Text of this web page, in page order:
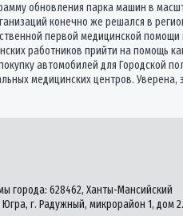
обновления парка машин в
конечно же решался в
первой медицинской
работников прийти на помощь
автомобилей для
медицинских центров.
города: 628462, Ханты-Мансийский
г. Радужный, микрорайон 1, дом 2.